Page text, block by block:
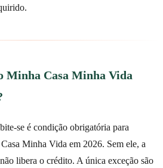
Minha Casa Minha Vida
se é condição obrigatória para
Minha Vida em 2026. Sem ele, a
libera o crédito. A única exceção são